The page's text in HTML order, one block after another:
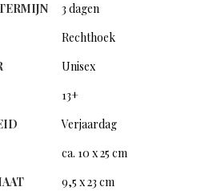
3 dagen
Rechthoek
Unisex
13+
Verjaardag
ca. 10 x 25 cm
9,5 x 23 cm